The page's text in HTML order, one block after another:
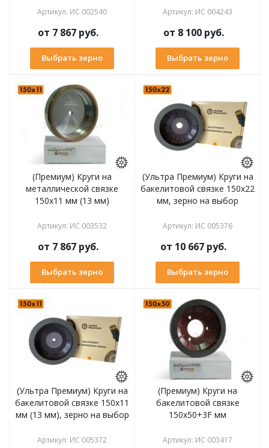
Артикул: ИС 002540
от 7 867 руб.
Выбрать зерно
Артикул: ИС 004243
от 8 100 руб.
Выбрать зерно
(Премиум) Круги на
металлической связке
150х11 мм (13 мм)
Артикул: ИС 003532
от 7 867 руб.
Выбрать зерно
(Ультра Премиум) Круги на
бакелитовой связке 150х22
мм, зерно на выбор
Артикул: ИС 005376
от 10 667 руб.
Выбрать зерно
(Ультра Премиум) Круги на
бакелитовой связке 150х11
мм (13 мм), зерно на выбор
Артикул: ИС 005372
(Премиум) Круги на
бакелитовой связке
150х50+3F мм
Артикул: ИС 003417